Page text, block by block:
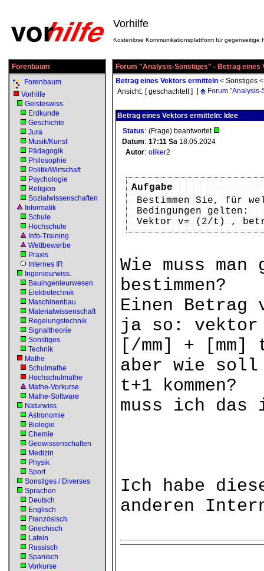
Vorhilfe
Kostenlose Kommunikationsplattform für gegenseitige
Forenbaum
Forenbaum
Vorhilfe
Geisteswiss.
Erdkunde
Geschichte
Jura
Musik/Kunst
Pädagogik
Philosophie
Politik/Wirtschaft
Psychologie
Religion
Sozialwissenschaften
Informatik
Schule
Hochschule
Info-Training
Wettbewerbe
Praxis
Internes IR
Ingenieurwiss.
Bauingenieurwesen
Elektrotechnik
Maschinenbau
Materialwissenschaft
Regelungstechnik
Signaltheorie
Sonstiges
Technik
Mathe
Schulmathe
Hochschulmathe
Mathe-Vorkurse
Mathe-Software
Naturwiss.
Astronomie
Biologie
Chemie
Geowissenschaften
Medizin
Physik
Sport
Sonstiges / Diverses
Sprachen
Deutsch
Englisch
Französisch
Griechisch
Latein
Russisch
Spanisch
Vorkurse
Forum "Analysis-Sonstiges" - Betrag eines
Betrag eines Vektors ermitteln < Sonstiges <
Ansicht: [ geschachtelt ] Forum
Betrag eines Vektors ermitteln: Idee
Status: (Frage) beantwortet
Datum: 17:11 Sa 18.05.2024
Autor: oliker2
Aufgabe
Bestimmen Sie, für
Bedingungen gelten:
Vektor v= (2/t) ,
Wie muss
bestimmen?
Einen Betrag
ja so: vektor
[/mm] +
aber wie
t+1 kommen?
muss ich das
Ich habe
anderen